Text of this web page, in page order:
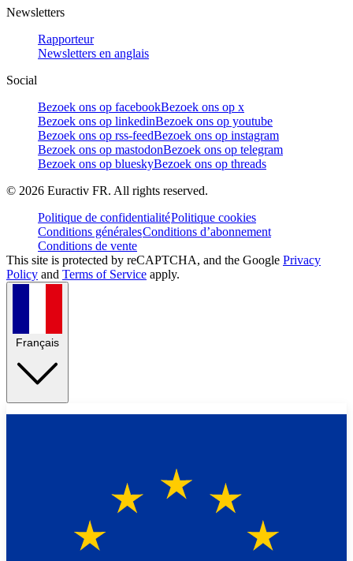
Newsletters
Rapporteur
Newsletters en anglais
Social
Bezoek ons op facebookBezoek ons op x
Bezoek ons op linkedinBezoek ons op youtube
Bezoek ons op rss-feedBezoek ons op instagram
Bezoek ons op mastodonBezoek ons op telegram
Bezoek ons op blueskyBezoek ons op threads
© 2026 Euractiv FR. All rights reserved.
Politique de confidentialitéPolitique cookies
Conditions généralesConditions d’abonnement
Conditions de vente
This site is protected by reCAPTCHA, and the Google Privacy
Policy and Terms of Service apply.
Français